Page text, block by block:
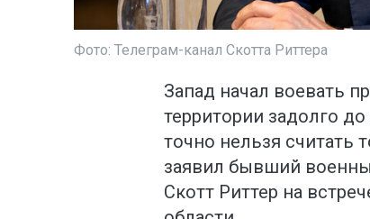
Фото: Телеграм-канал Скотта Риттера
Запад начал воевать
территории задолго
точно нельзя считать
заявил бывший
Скотт Риттер на